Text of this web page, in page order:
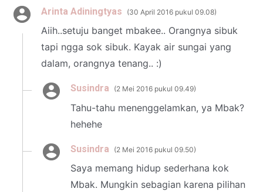
Arinta Adiningtyas 30 April 2016 pukul 09.08
Aiih..setuju banget mbakee.. Orangnya sibuk
tapi ngga sok sibuk. Kayak air sungai yang
dalam, orangnya tenang.. :)
Susindra 2 Mei 2016 pukul 09.49
Tahu-tahu menenggelamkan, ya Mbak?
hehehe
Susindra 2 Mei 2016 pukul 09.50
Saya memang hidup sederhana kok
Mbak. Mungkin sebagian karena pilihan